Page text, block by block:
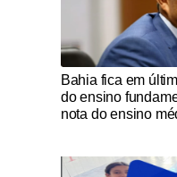
Notícias Católicas
Bahia fica em
do ensino
nota do ensino